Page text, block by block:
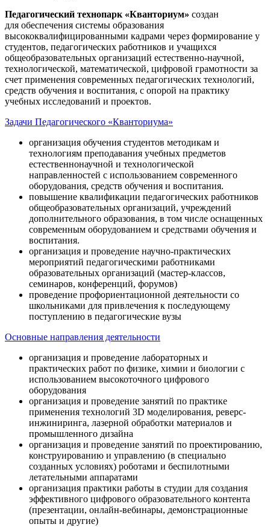
Педагогический технопарк «Кванториум» создан
для обеспечения системы образования
высококвалифицированными кадрами через формирование у
студентов, педагогических работников и учащихся
общеобразовательных организаций естественно-научной,
технологической, математической, цифровой грамотности за
счет применения современных педагогических технологий,
средств обучения и воспитания, с опорой на практику
учебных исследований и проектов.
Задачи Педагогического «Кванториума»
организация обучения студентов методикам и
технологиям преподавания учебных предметов
естественнонаучной и технологической
направленностей с использованием современного
оборудования, средств обучения и воспитания.
повышение квалификации педагогических работников
общеобразовательных организаций, учреждений
дополнительного образования, в том числе оснащенных
современным оборудованием и средствами обучения и
воспитания.
организация и проведение научно-практических
мероприятий педагогическими работниками
образовательных организаций (мастер-классов,
семинаров, конференций, форумов)
проведение профориентационной деятельности со
школьниками для привлечения к последующему
поступлению в педагогические вузы
Основные направления деятельности
организация и проведение лабораторных и
практических работ по физике, химии и биологии с
использованием высокоточного цифрового
оборудования
организация и проведение занятий по практике
применения технологий 3D моделирования, реверс-
инжиниринга, лазерной обработки материалов и
промышленного дизайна
организация и проведение занятий по проектированию,
конструированию и управлению (в специально
созданных условиях) роботами и беспилотными
летательными аппаратами
организация практики работы в студии для создания
эффективного цифрового образовательного контента
(презентации, онлайн-вебинары, демонстрационные
опыты и другие)